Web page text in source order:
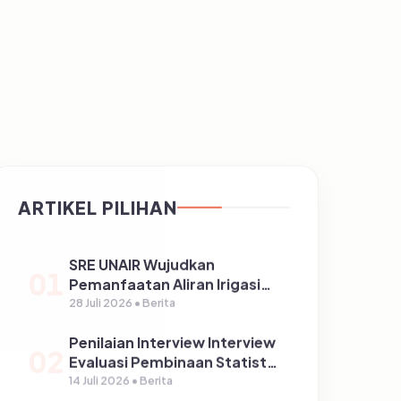
ARTIKEL PILIHAN
SRE UNAIR Wujudkan
Pemanfaatan Aliran Irigasi
melalui PLTPH dalam
Desa Ngerong
28 Juli 2026 • Berita
Penilaian Interview Interview
Evaluasi Pembinaan Statistik
Sektoral Kabupaten
14 Juli 2026 • Berita